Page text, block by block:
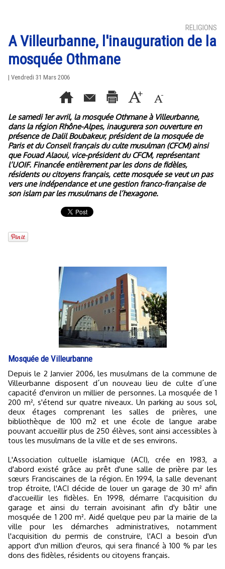
RELIGIONS
A Villeurbanne, l'inauguration de la
mosquée Othmane
| Vendredi 31 Mars 2006
Le samedi 1er avril, la mosquée Othmane à Villeurbanne,
dans la région Rhône-Alpes, inaugurera son ouverture en
présence de Dalil Boubakeur, président de la mosquée de
Paris et du Conseil français du culte musulman (CFCM) ainsi
que Fouad Alaoui, vice-président du CFCM, représentant
l’UOIF. Financée entièrement par les dons de fidèles,
résidents ou citoyens français, cette mosquée se veut un pas
vers une indépendance et une gestion franco-française de
son islam par les musulmans de l’hexagone.
Mosquée de Villeurbanne
Depuis le 2 Janvier 2006, les musulmans de la commune de
Villeurbanne disposent d´un nouveau lieu de culte d´une
capacité d'environ un millier de personnes. La mosquée de 1
200 m², s'étend sur quatre niveaux. Un parking au sous sol,
deux étages comprenant les salles de prières, une
bibliothèque de 100 m2 et une école de langue arabe
pouvant accueillir plus de 250 élèves, sont ainsi accessibles à
tous les musulmans de la ville et de ses environs.
L'Association cultuelle islamique (ACI), crée en 1983, a
d'abord existé grâce au prêt d'une salle de prière par les
sœurs Franciscaines de la région. En 1994, la salle devenant
trop étroite, l'ACI décide de louer un garage de 30 m² afin
d'accueillir les fidèles. En 1998, démarre l'acquisition du
garage et ainsi du terrain avoisinant afin d'y bâtir une
mosquée de 1 200 m². Aidé quelque peu par la mairie de la
ville pour les démarches administratives, notamment
l'acquisition du permis de construire, l'ACI a besoin d'un
apport d'un million d'euros, qui sera financé à 100 % par les
dons des fidèles, résidents ou citoyens français.